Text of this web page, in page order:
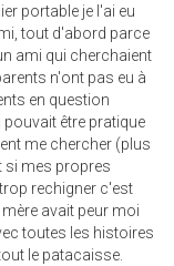
portable je l'ai eu
tout d'abord parce
ami qui cherchaient
n'ont pas eu à
en question
être pratique
me chercher (plus
si mes propres
rechigner c'est
avait peur moi
toutes les histoires
le patacaisse.